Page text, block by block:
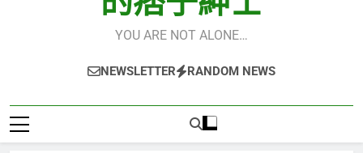
YOU ARE NOT ALONE…
NEWSLETTER RANDOM NEWS